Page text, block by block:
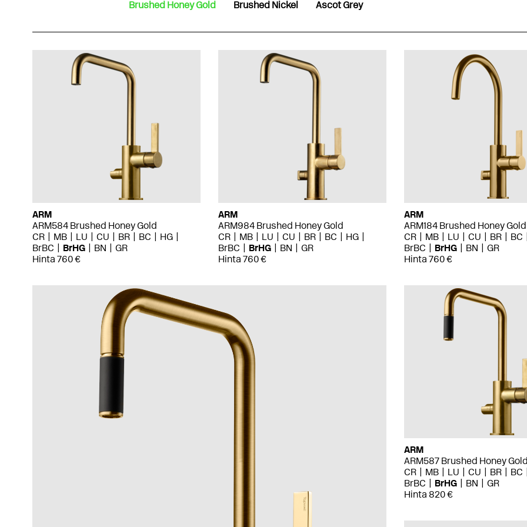
Brushed Honey Gold Brushed Nickel Ascot Grey
ARM
ARM584 Brushed Honey Gold
CR
MB LU CU BR BC
HG
BrBC
BrHG BN
GR
Hinta 760 €
ARM
ARM984 Brushed Honey Gold
CR
MB LU CU BR BC
HG
BrBC
BrHG BN
GR
Hinta 760 €
ARM
ARM184 Brushed Honey Gold
CR
MB LU CU BR
BC
BrBC
BrHG BN
GR
Hinta 760 €
ARM
ARM587 Brushed Honey
CR
MB LU CU BR
BC
BrBC
BrHG BN
GR
Hinta 820 €